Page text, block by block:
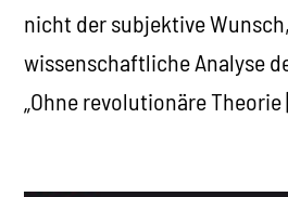
nicht der subjektive
wissenschaftliche Analyse
„Ohne revolutionäre